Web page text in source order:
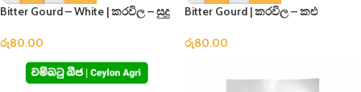
Bitter Gourd – White | කරවිල – සුදු
රු80.00
Bitter Gourd | කරවිල – කළු
රු80.00